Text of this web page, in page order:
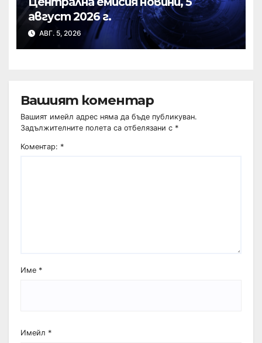
август 2026 г.
АВГ. 5, 2026
Вашият коментар
Вашият имейл адрес няма да бъде публикуван.
Задължителните полета са отбелязани с *
Коментар: *
Име *
Имейл *